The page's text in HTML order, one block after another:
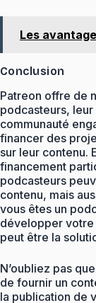
Les
Conclusion
Patreon offre de
podcasteurs,
communauté
financer des
sur leur contenu.
financement
podcasteurs
contenu, mais
vous êtes un
développer votre
peut être la
N’oubliez pas
de fournir un
la publication de